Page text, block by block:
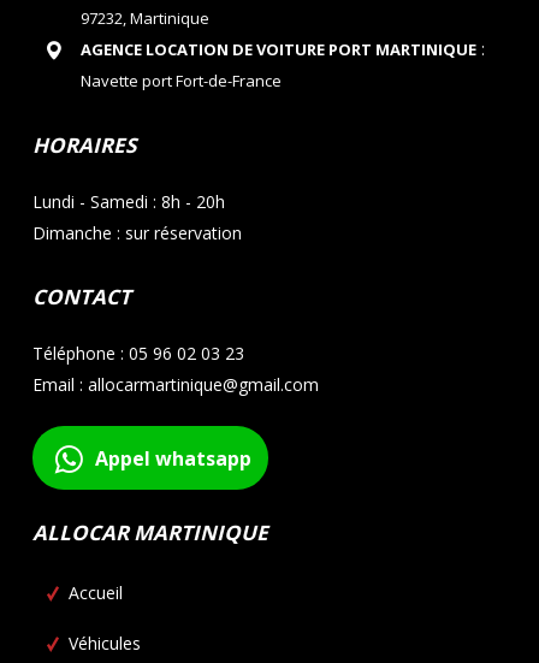
97232, Martinique
AGENCE LOCATION DE VOITURE PORT MARTINIQUE:
Navette port Fort-de-France
HORAIRES
Lundi - Samedi : 8h - 20h
Dimanche : sur réservation
CONTACT
Téléphone : 05 96 02 03 23
Email : allocarmartinique@gmail.com
Appel whatsapp
ALLOCAR MARTINIQUE
Accueil
Véhicules